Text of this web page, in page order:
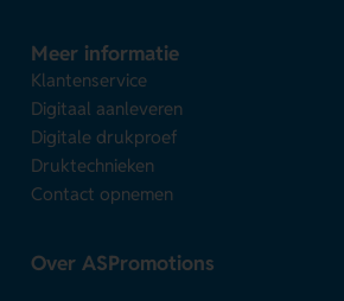
Meer informatie
Klantenservice
Digitaal aanleveren
Digitale drukproef
Druktechnieken
Contact opnemen
Over ASPromotions